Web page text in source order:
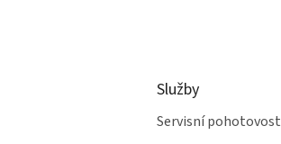
Služby
Servisní pohotovost